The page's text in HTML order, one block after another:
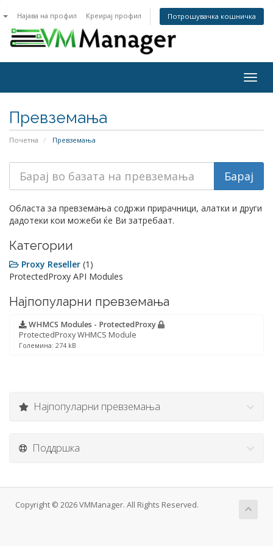
Најава на профил Креирај профил Потрошувачка кошничка
Превземања
Почетна Превземања
Областа за превземања содржи прирачници, алатки и други
дадотеки кои можеби ќе Ви затребаат.
Категории
Proxy Reseller (1)
ProtectedProxy API Modules
Најпопуларни превземања
WHMCS Modules - ProtectedProxy
ProtectedProxy WHMCS Module
Големина: 274 kB
Најпопуларни превземања
Поддршка
Copyright © 2026 VMManager. All Rights Reserved.